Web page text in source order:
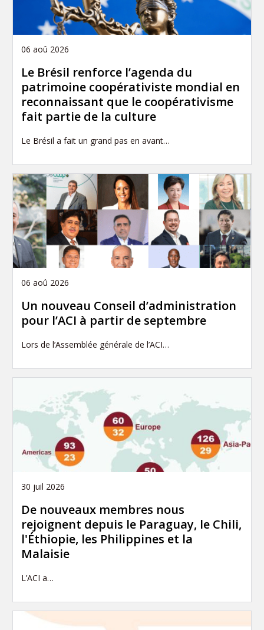
06 aoû 2026
Le Brésil renforce l’agenda du
patrimoine coopérativiste mondial en
reconnaissant que le coopérativisme
fait partie de la culture
Le Brésil a fait un grand pas en avant…
06 aoû 2026
Un nouveau Conseil d’administration
pour l’ACI à partir de septembre
Lors de l’Assemblée générale de l’ACI…
30 juil 2026
De nouveaux membres nous
rejoignent depuis le Paraguay, le Chili,
l'Éthiopie, les Philippines et la
Malaisie
L’ACI a…